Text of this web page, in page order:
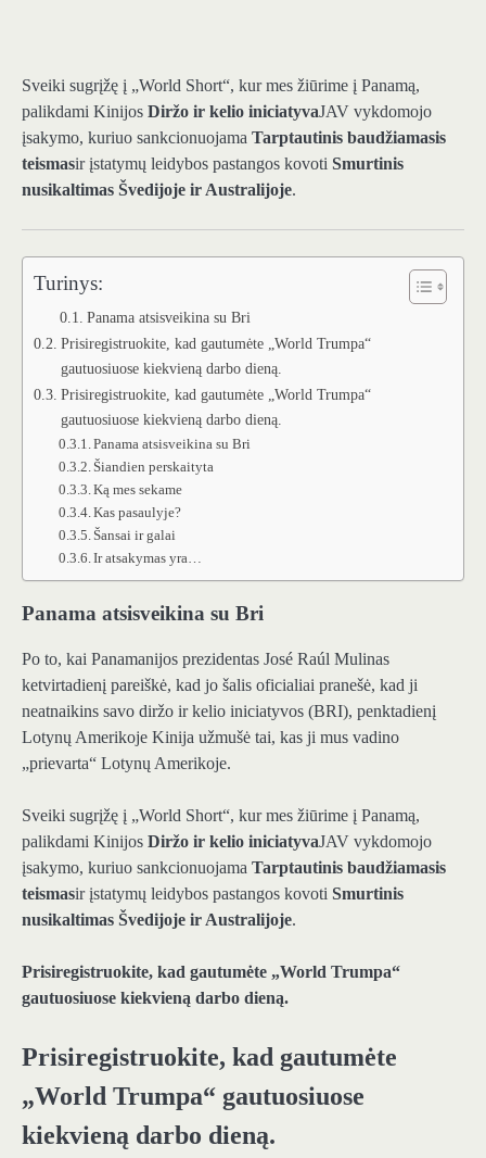
Sveiki sugrįžę į „World Short“, kur mes žiūrime į Panamą,
palikdami Kinijos Diržo ir kelio iniciatyvaJAV vykdomojo
įsakymo, kuriuo sankcionuojama Tarptautinis baudžiamasis
teismasir įstatymų leidybos pastangos kovoti Smurtinis
nusikaltimas Švedijoje ir Australijoje.
Turinys:
Panama atsisveikina su Bri
Prisiregistruokite, kad gautumėte „World Trumpa“
gautuosiuose kiekvieną darbo dieną.
Prisiregistruokite, kad gautumėte „World Trumpa“
gautuosiuose kiekvieną darbo dieną.
Panama atsisveikina su Bri
Šiandien perskaityta
Ką mes sekame
Kas pasaulyje?
Šansai ir galai
Ir atsakymas yra…
Panama atsisveikina su Bri
Po to, kai Panamanijos prezidentas José Raúl Mulinas
ketvirtadienį pareiškė, kad jo šalis oficialiai pranešė, kad ji
neatnaikins savo diržo ir kelio iniciatyvos (BRI), penktadienį
Lotynų Amerikoje Kinija užmušė tai, kas ji mus vadino
„prievarta“ Lotynų Amerikoje.
Sveiki sugrįžę į „World Short“, kur mes žiūrime į Panamą,
palikdami Kinijos Diržo ir kelio iniciatyvaJAV vykdomojo
įsakymo, kuriuo sankcionuojama Tarptautinis baudžiamasis
teismasir įstatymų leidybos pastangos kovoti Smurtinis
nusikaltimas Švedijoje ir Australijoje.
Prisiregistruokite, kad gautumėte „World Trumpa“
gautuosiuose kiekvieną darbo dieną.
Prisiregistruokite, kad gautumėte
„World Trumpa“ gautuosiuose
kiekvieną darbo dieną.